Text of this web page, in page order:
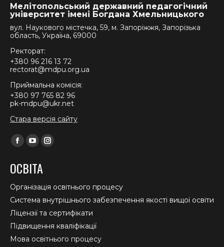
Мелітопольський державний педагогічний
університет імені Богдана Хмельницького
вул. Наукового містечка, 59, м. Запоріжжя, Запорізька
область, Україна, 69000
Ректорат:
+380 96 216 13 72
rectorat@mdpu.org.ua
Приймальна комісія:
+380 97 765 82 96
pk-mdpu@ukr.net
Стара версія сайту
Find us on:
Facebook
opens
in
new
window
YouTube
opens
in
new
window
Instagram
in
new
window
ОСВІТА
Організація освітнього процесу
Система внутрішнього забезпечення якості вищої освіти
Ліцензії та сертифікати
Підвищення кваліфікації
Мова освітнього процесу